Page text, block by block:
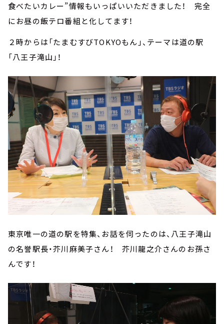
食べたいカレー”情報もいっぱいいただきました！ 完全
にお昼の飯テロ番組と化してます！
２時からは「たまむすびTOKYOもん」、テーマは道の駅
「八王子滝山」！
東京唯一の道の駅を特集、お話を伺ったのは、八王子滝山
の名誉駅長・芥川麻美子さん！ 芥川龍之介さんのお孫さ
んです！